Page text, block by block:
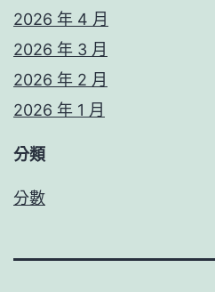
2026 年 4 月
2026 年 3 月
2026 年 2 月
2026 年 1 月
分類
分數